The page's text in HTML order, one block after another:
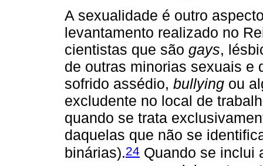
A sexualidade é outro
levantamento realizado no
cientistas que são gays,
de outras minorias sexuais e
sofrido assédio, bullying ou
excludente no local de
quando se trata
daquelas que não se
binárias).24 Quando se inclui